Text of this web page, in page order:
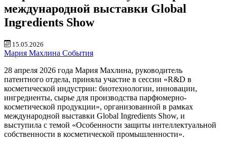
международной выставки Global
Ingredients Show
15.05.2026
Мария Махлина События
28 апреля 2026 года Мария Махлина, руководитель
патентного отдела, приняла участие в сессии «R&D в
косметической индустрии: биотехнологии, инновации,
ингредиенты, сырье для производства парфюмерно-
косметической продукции», организованной в рамках
международной выставки Global Ingredients Show, и
выступила с темой «Особенности защиты интеллектуальной
собственности в косметической промышленности».